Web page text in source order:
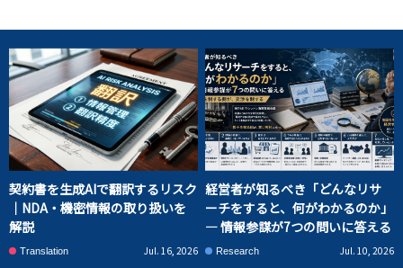
契約書を生成AIで翻訳するリスク
｜NDA・機密情報の取り扱いを
解説
Translation Jul. 16, 2026
経営者が知るべき「どんなリサ
ーチをすると、何がわかるのか」
― 情報参謀が7つの問いに答える
Research Jul. 10, 2026